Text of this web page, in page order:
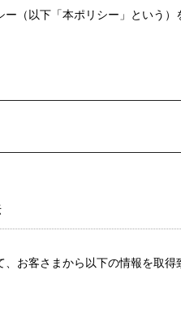
（以下「本ポリシー」という
お客さまから以下の情報を取得